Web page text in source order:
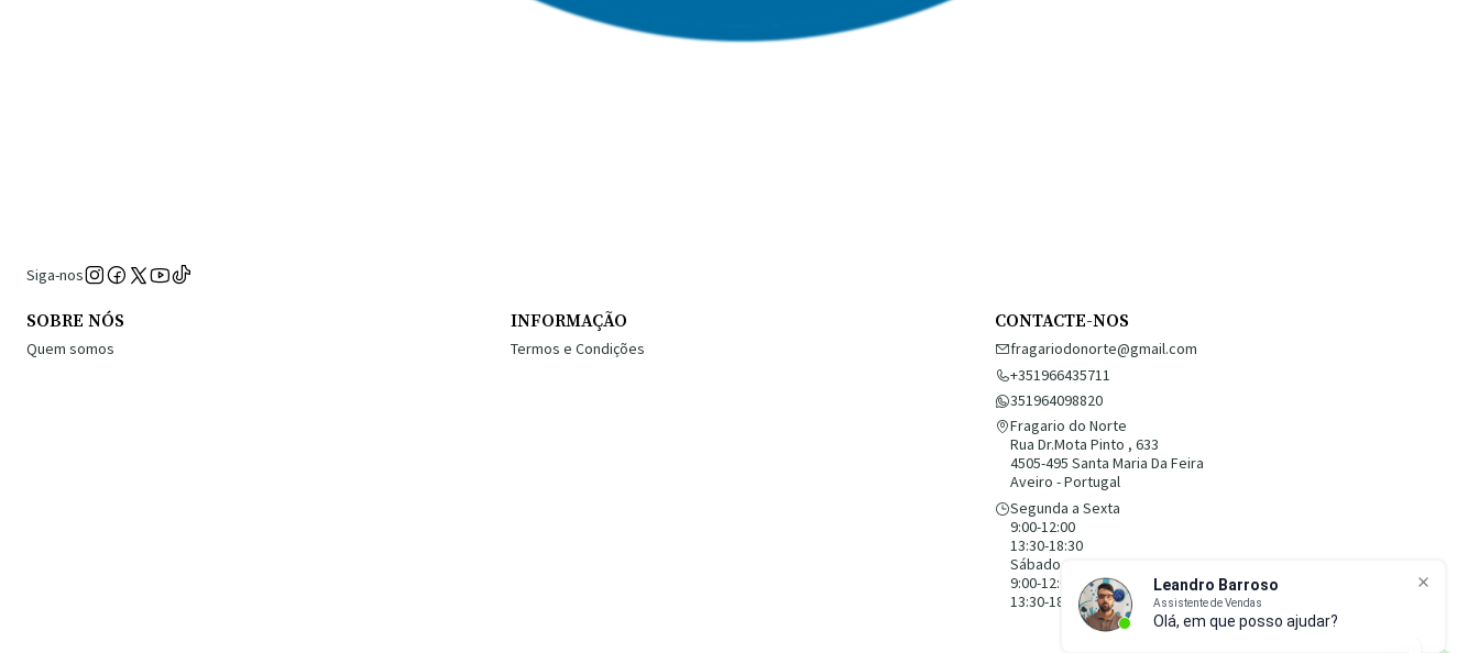
Siga-nos
SOBRE NÓS
Quem somos
INFORMAÇÃO
Termos e Condições
CONTACTE-NOS
fragariodonorte@gmail.com
+351966435711
351964098820
Fragario do Norte
Rua Dr.Mota Pinto , 633
4505-495 Santa Maria Da Feira
Aveiro - Portugal
Segunda a Sexta
9:00-12:00
13:30-18:30
Sábado
9:00-12:00
13:30-18:30